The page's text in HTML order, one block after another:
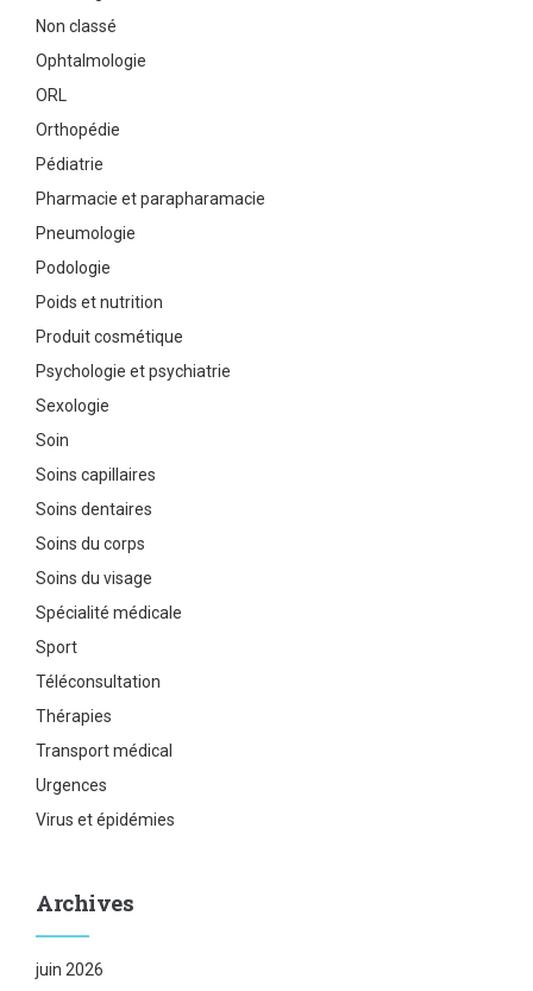
Non classé
Ophtalmologie
ORL
Orthopédie
Pédiatrie
Pharmacie et parapharamacie
Pneumologie
Podologie
Poids et nutrition
Produit cosmétique
Psychologie et psychiatrie
Sexologie
Soin
Soins capillaires
Soins dentaires
Soins du corps
Soins du visage
Spécialité médicale
Sport
Téléconsultation
Thérapies
Transport médical
Urgences
Virus et épidémies
Archives
juin 2026